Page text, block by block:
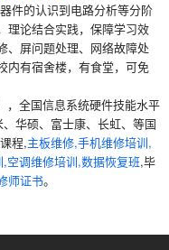
件的认识到电路分析等分阶
理论结合实践，保障学习效
、屏问题处理、网络故障处
内有宿舍楼，有食堂，可免
，全国信息系统硬件技能水平
华硕、富士康、长虹、等国
程,主板维修,手机维修培训,
空调维修培训,数据恢复班,毕
师证书。